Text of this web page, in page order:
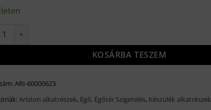
tűztér tömítés 60000623 mennyiség
KOSÁRBA TESZEM
ARI-60000623
Ariston alkatrészek, Égő, Égőtér Szigetelés, Készülék alkatrészek